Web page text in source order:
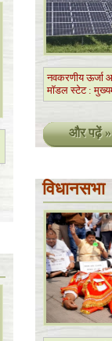
नवकरणीय ऊर्जा
मॉडल स्टेट :
और पढ़ें »
विधानसभा